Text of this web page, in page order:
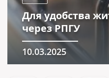
Для удобства
через РПГУ
10.03.2025